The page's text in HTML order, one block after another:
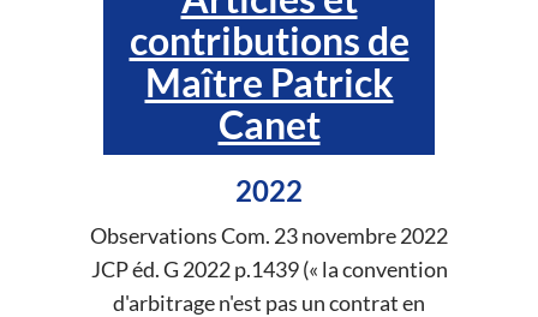
contributions de
Maître Patrick
Canet
2022
Observations Com. 23 novembre 2022
JCP éd. G 2022 p.1439 (« la convention
d'arbitrage n'est pas un contrat en